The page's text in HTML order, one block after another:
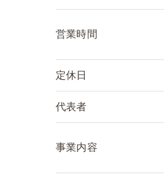
営業時間
定休日
代表者
事業内容